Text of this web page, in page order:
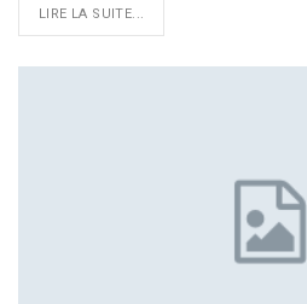
LIRE LA SUITE...